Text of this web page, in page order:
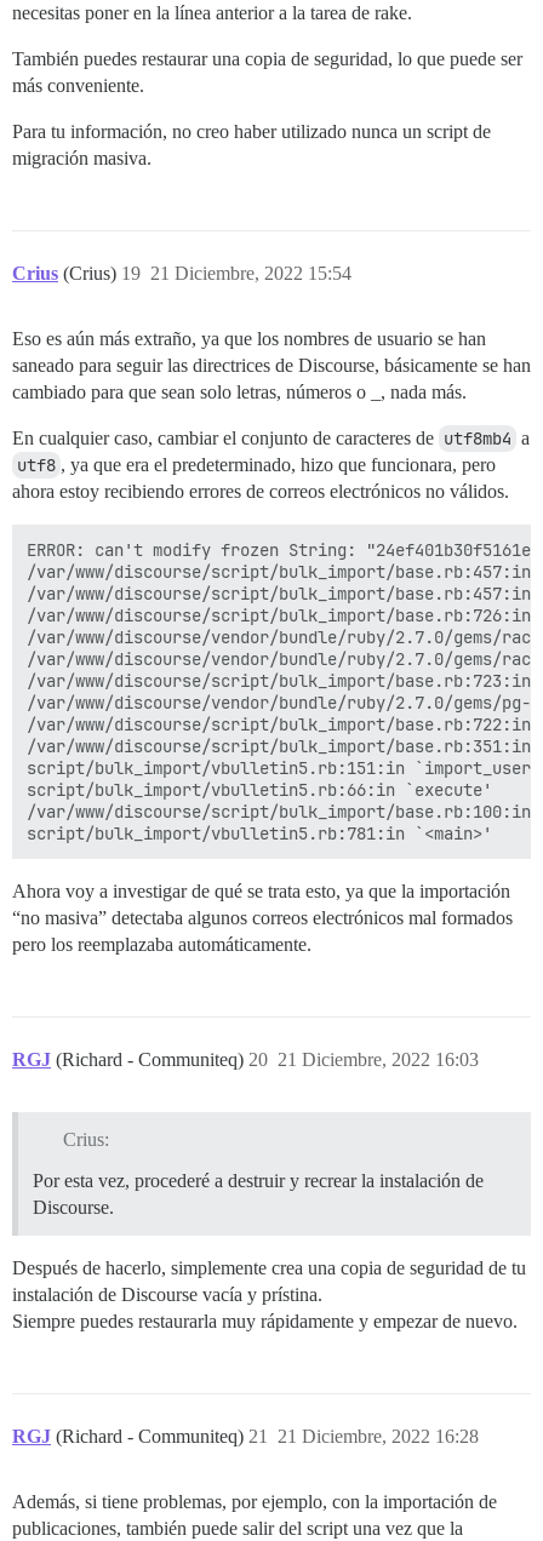
necesitas poner en la línea anterior a la tarea de rake.
También puedes restaurar una copia de seguridad, lo que puede ser
más conveniente.
Para tu información, no creo haber utilizado nunca un script de
migración masiva.
Crius (Crius) 21 Diciembre, 2022 15:54
19
Eso es aún más extraño, ya que los nombres de usuario se han
saneado para seguir las directrices de Discourse, básicamente se han
cambiado para que sean solo letras, números o _, nada más.
En cualquier caso, cambiar el conjunto de caracteres de utf8mb4 a
utf8 , ya que era el predeterminado, hizo que funcionara, pero
ahora estoy recibiendo errores de correos electrónicos no válidos.
ERROR: can't modify frozen String:
/var/www/discourse/script/bulk_import/base.rb:457:in
/var/www/discourse/script/bulk_import/base.rb:457:in
/var/www/discourse/script/bulk_import/
/var/www/discourse/vendor/bundle/ruby/2.7.0/gems/
/var/www/discourse/vendor/bundle/ruby/2.7.0/gems/
/var/www/discourse/script/bulk_import/
/var/www/discourse/vendor/bundle/ruby/2.7.0/gems/
/var/www/discourse/script/bulk_import/base.rb:722:in
/var/www/discourse/script/bulk_import/base.rb:351:in
script/bulk_import/vbulletin5.rb:151:in
script/bulk_import/vbulletin5.rb:66:in `execute'
/var/www/discourse/script/bulk_import/
Ahora voy a investigar de qué se trata esto, ya que la importación
“no masiva” detectaba algunos correos electrónicos mal formados
pero los reemplazaba automáticamente.
RGJ (Richard - Communiteq) 21 Diciembre, 2022 16:03
20
Crius:
Por esta vez, procederé a destruir y recrear la instalación de
Discourse.
Después de hacerlo, simplemente crea una copia de seguridad de tu
instalación de Discourse vacía y prístina.
Siempre puedes restaurarla muy rápidamente y empezar de nuevo.
RGJ (Richard - Communiteq) 21 Diciembre, 2022 16:28
21
Además, si tiene problemas, por ejemplo, con la importación de
publicaciones, también puede salir del script una vez que la